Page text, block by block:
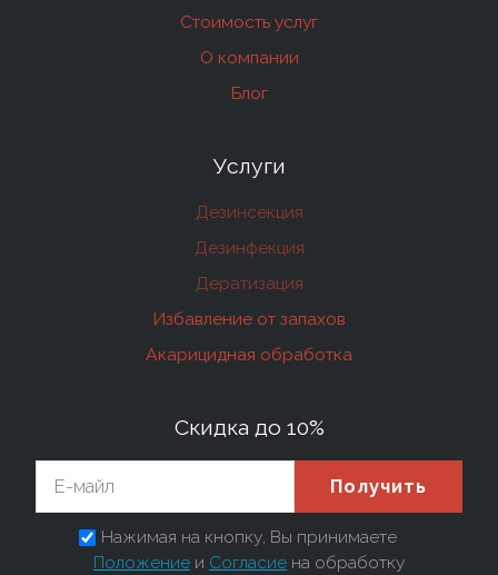
Стоимость услуг
О компании
Блог
Услуги
Дезинсекция
Дезинфекция
Дератизация
Избавление от запахов
Акарицидная обработка
Скидка до 10%
Получить
Нажимая на кнопку, Вы принимаете
Положение и Согласие на обработку